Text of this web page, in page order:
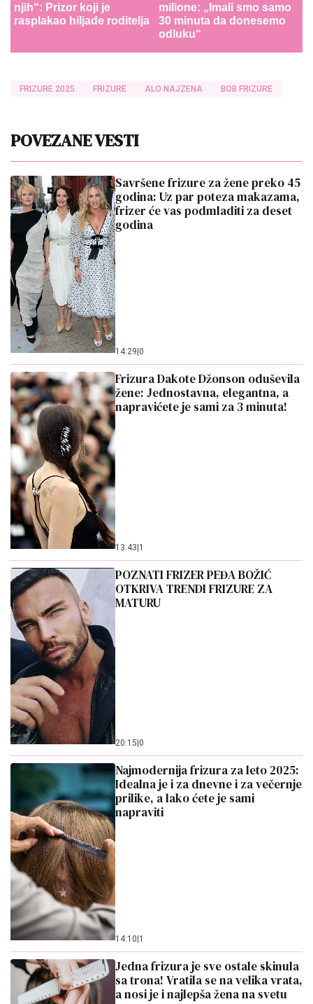
njih“: Prizor koji je
rasplakao hiljade roditelja
milione: „Imali smo samo
30 minuta da donesemo
odluku“
FRIZURE 2025 FRIZURE ALO NAJZENA BOB FRIZURE
POVEZANE VESTI
Savršene frizure za žene preko 45
godina: Uz par poteza makazama,
frizer će vas podmladiti za deset
godina
14:29 0
Frizura Dakote Džonson oduševila
žene: Jednostavna, elegantna, a
napravićete je sami za 3 minuta!
13:43 1
POZNATI FRIZER PEĐA BOŽIĆ
OTKRIVA TRENDI FRIZURE ZA
MATURU
20:15 0
Najmodernija frizura za leto 2025:
Idealna je i za dnevne i za večernje
prilike, a lako ćete je sami
napraviti
14:10 1
Jedna frizura je sve ostale skinula
sa trona! Vratila se na velika vrata,
a nosi je i najlepša žena na svetu